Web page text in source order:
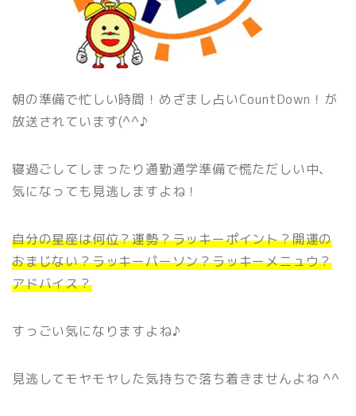
朝の準備で忙しい時間！めざまし占いCountDown！が
放送されています(^^♪
寝過ごしてしまったり通勤通学準備で慌ただしい中、
気になっても見逃しますよね！
自分の星座は何位？運勢？ラッキーポイント？開運の
おまじない？ラッキーパーソン？ラッキーメニュウ？
アドバイス？
すっごい気になりますよね♪
見逃してモヤモヤした気持ちで落ち着きませんよね ^^